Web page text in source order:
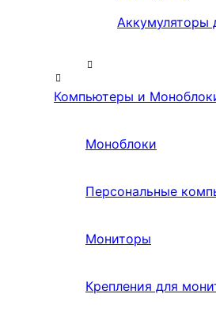
Аккумуляторы
Компьютеры и
Моноблоки
Персональные
Мониторы
Крепления для